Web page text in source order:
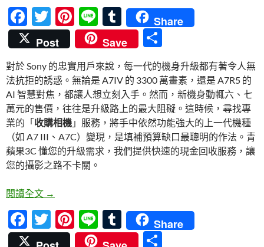
F
ac
e
b
o
o
k
T
w
itt
er
Pi
nt
er
es
t
Li
n
e
T
u
m
bl
r
Share
Post
Save
享
對於 Sony 的忠實用戶來說，每一代的機身升級都有著令人無
法抗拒的誘惑。無論是 A7IV 的 3300 萬畫素，還是 A7R5 的
AI 智慧對焦，都讓人想立刻入手。然而，新機身動輒六、七
萬元的售價，往往是升級路上的最大阻礙。這時候，尋找專
業的「收購相機 」服務，將手中依然功能強大的上一代機種
（如 A7 III、A7C）變現，是填補預算缺口最聰明的作法。青
蘋果3C 懂您的升級需求，我們提供快速的現金回收服務，讓
您的攝影之路不卡關。
閱讀全文 收購相機 升級攻略：賣掉舊 Sony A7III 換 A7IV 資金
→
F
ac
T
w
Pi
nt
Li
n
T
u
Share